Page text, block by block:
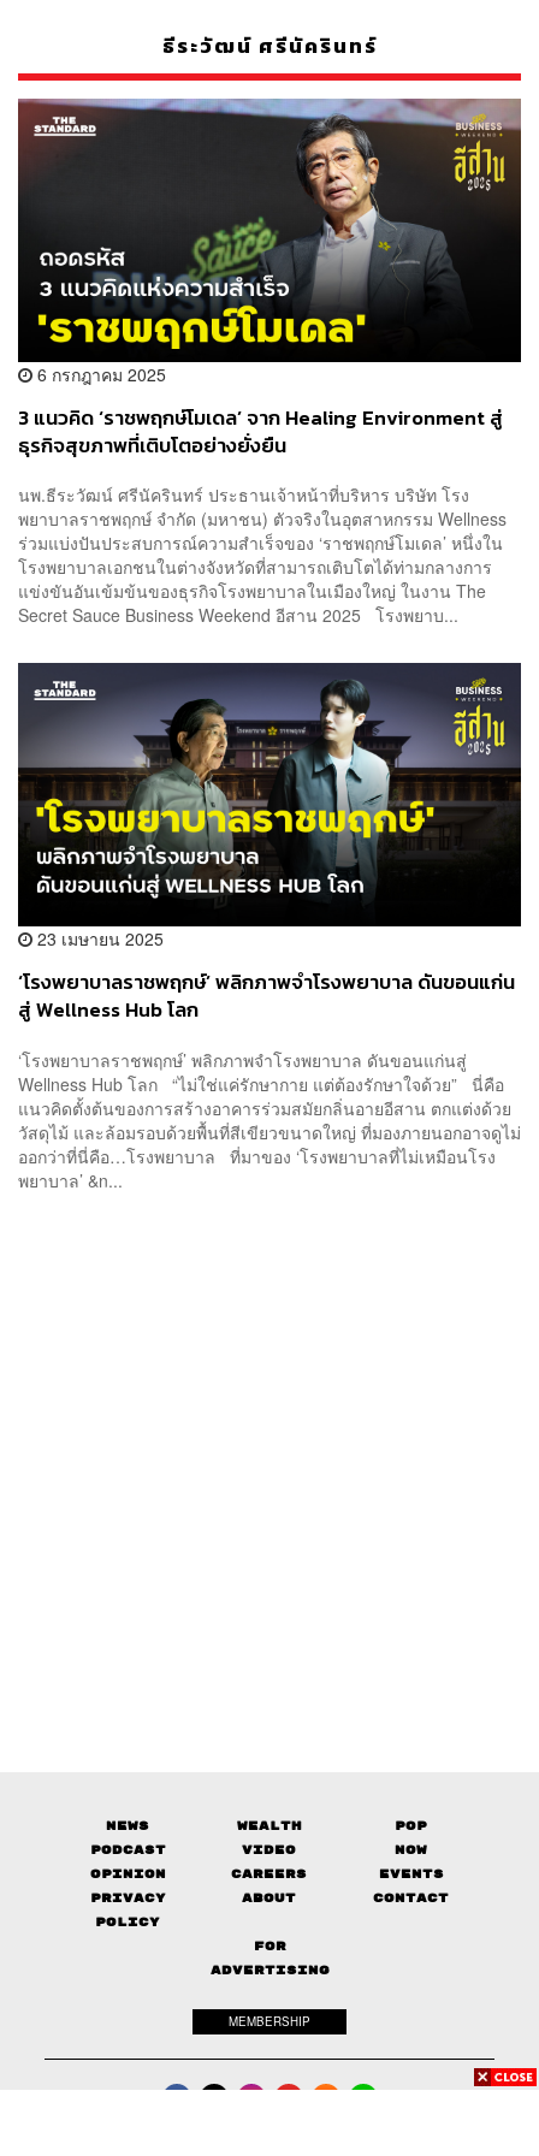
ธีระวัฒน์ ศรีนัครินทร์
6 กรกฎาคม 2025
3 แนวคิด ‘ราชพฤกษ์โมเดล’ จาก Healing Environment สู่
ธุรกิจสุขภาพที่เติบโตอย่างยั่งยืน
นพ.ธีระวัฒน์ ศรีนัครินทร์ ประธานเจ้าหน้าที่บริหาร บริษัท โรง
พยาบาลราชพฤกษ์ จำกัด (มหาชน) ตัวจริงในอุตสาหกรรม Wellness
ร่วมแบ่งปันประสบการณ์ความสำเร็จของ ‘ราชพฤกษ์โมเดล’ หนึ่งใน
โรงพยาบาลเอกชนในต่างจังหวัดที่สามารถเติบโตได้ท่ามกลางการ
แข่งขันอันเข้มข้นของธุรกิจโรงพยาบาลในเมืองใหญ่ ในงาน The
Secret Sauce Business Weekend อีสาน 2025 โรงพยาบ...
23 เมษายน 2025
‘โรงพยาบาลราชพฤกษ์’ พลิกภาพจำโรงพยาบาล ดันขอนแก่น
สู่ Wellness Hub โลก
‘โรงพยาบาลราชพฤกษ์’ พลิกภาพจำโรงพยาบาล ดันขอนแก่นสู่
Wellness Hub โลก “ไม่ใช่แค่รักษากาย แต่ต้องรักษาใจด้วย” นี่คือ
แนวคิดตั้งต้นของการสร้างอาคารร่วมสมัยกลิ่นอายอีสาน ตกแต่งด้วย
วัสดุไม้ และล้อมรอบด้วยพื้นที่สีเขียวขนาดใหญ่ ที่มองภายนอกอาจดูไม่
ออกว่าที่นี่คือ…โรงพยาบาล ที่มาของ ‘โรงพยาบาลที่ไม่เหมือนโรง
พยาบาล’ &n...
News Wealth
Pop
Podcast
Video
Now
Opinion
Careers
Events
Privacy
Policy
About Contact
FOR
ADVERTISING
MEMBERSHIP